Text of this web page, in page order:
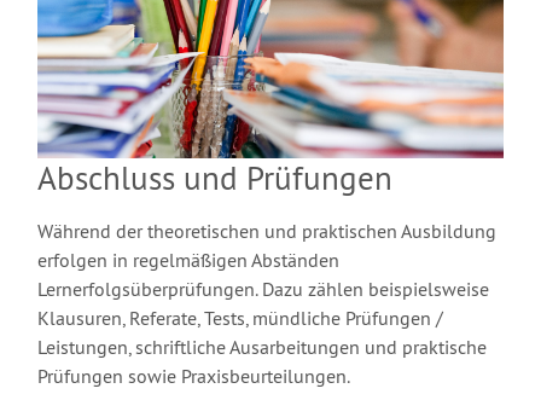
Abschluss und Prüfungen
Während der theoretischen und praktischen Ausbildung
erfolgen in regelmäßigen Abständen
Lernerfolgsüberprüfungen. Dazu zählen beispielsweise
Klausuren, Referate, Tests, mündliche Prüfungen /
Leistungen, schriftliche Ausarbeitungen und praktische
Prüfungen sowie Praxisbeurteilungen.